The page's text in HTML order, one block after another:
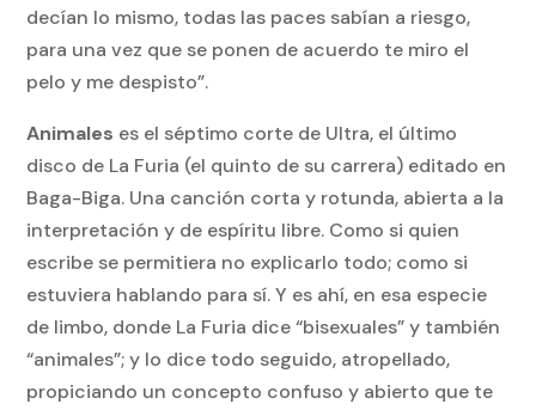
decían lo mismo, todas las paces sabían a riesgo,
para una vez que se ponen de acuerdo te miro el
pelo y me despisto”.
Animales es el séptimo corte de Ultra, el último
disco de La Furia (el quinto de su carrera) editado en
Baga-Biga. Una canción corta y rotunda, abierta a la
interpretación y de espíritu libre. Como si quien
escribe se permitiera no explicarlo todo; como si
estuviera hablando para sí. Y es ahí, en esa especie
de limbo, donde La Furia dice “bisexuales” y también
“animales”; y lo dice todo seguido, atropellado,
propiciando un concepto confuso y abierto que te